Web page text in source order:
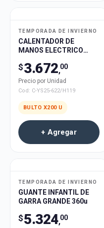
TEMPORADA DE INVIERNO
CALENTADOR DE
MANOS ELECTRICO
40verde 80rosa
80blanca 200u
$3.672,00
Precio por Unidad
Cod: C-YS25-622/H119
BULTO X200 U
+ Agregar
TEMPORADA DE INVIERNO
GUANTE INFANTIL DE
GARRA GRANDE 360u
$5.324,00